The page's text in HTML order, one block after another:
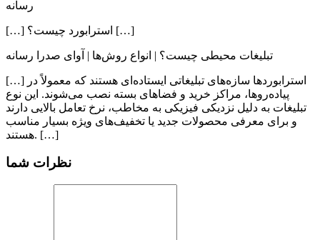
رسانه
[…] استرابورد چیست؟ […]
تبلیغات محیطی چیست؟ | انواع روش‌ها | آوای صدرا رسانه
[…] استرابوردها سازه‌های تبلیغاتی ایستاده‌ای هستند که معمولاً در
پیاده‌روها، مراکز خرید و فضاهای بسته نصب می‌شوند. این نوع
تبلیغات به دلیل نزدیکی فیزیکی به مخاطب، نرخ تعامل بالایی دارند
و برای معرفی محصولات جدید یا تخفیف‌های ویژه بسیار مناسب
هستند. […]
نظرات شما